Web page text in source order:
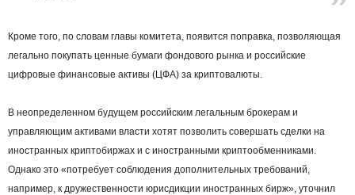
Кроме того, по словам главы комитета, появится поправка, позволяющая
легально покупать ценные бумаги фондового рынка и российские
цифровые финансовые активы (ЦФА) за криптовалюты.
В неопределенном будущем российским легальным брокерам и
управляющим активами власти хотят позволить совершать сделки на
иностранных криптобиржах и с иностранными криптообменниками.
Однако это «потребует соблюдения дополнительных требований,
например, к дружественности юрисдикции иностранных бирж», уточнил